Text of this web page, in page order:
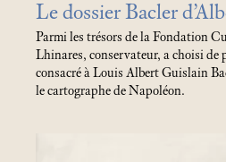
Le dossier Bacler
Parmi les trésors de la Fondation
Lhinares, conservateur, a choisi de
consacré à Louis Albert Guislain
le cartographe de Napoléon.